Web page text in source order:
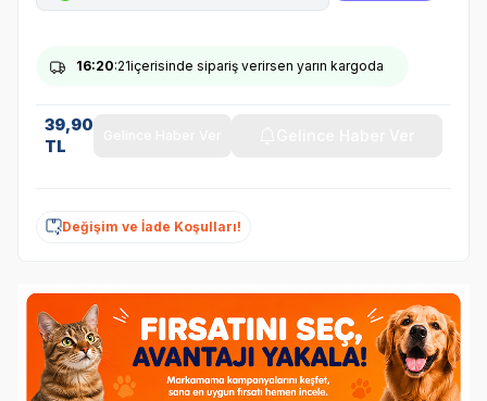
16:20:21içerisinde sipariş verirsen yarın kargoda
39,90
TL
Değişim ve İade Koşulları!